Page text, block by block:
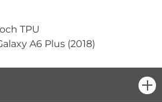
TPU
A6 Plus (2018)